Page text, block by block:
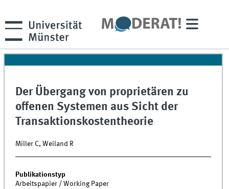
Der Übergang von proprietären zu
offenen Systemen aus Sicht der
Transaktionskostentheorie
Miller C, Weiland R
Publikationstyp
Arbeitspapier / Working Paper